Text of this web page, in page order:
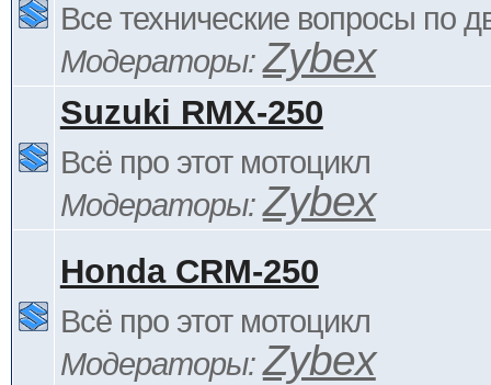
Все технические вопросы по
Модераторы:Zybex
Suzuki RMX-250
Всё про этот мотоцикл
Модераторы:Zybex
Honda CRM-250
Всё про этот мотоцикл
Модераторы:Zybex